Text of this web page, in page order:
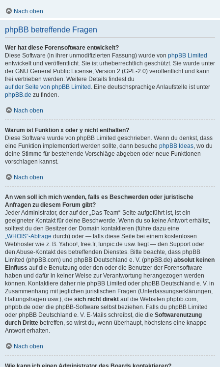
Nach oben
phpBB betreffende Fragen
Wer hat diese Forensoftware entwickelt?
Diese Software (in ihrer unmodifizierten Fassung) wurde von phpBB Limited
entwickelt und veröffentlicht. Sie ist urheberrechtlich geschützt. Sie wurde unter
der GNU General Public License, Version 2 (GPL-2.0) veröffentlicht und kann
frei vertrieben werden. Weitere Details findest du
auf der Seite von phpBB Limited . Eine deutschsprachige Anlaufstelle ist unter
phpBB.de zu finden.
Nach oben
Warum ist Funktion x oder y nicht enthalten?
Diese Software wurde von phpBB Limited geschrieben. Wenn du denkst, dass
eine Funktion implementiert werden sollte, dann besuche phpBB Ideas, wo du
deine Stimme für bestehende Vorschläge abgeben oder neue Funktionen
vorschlagen kannst.
Nach oben
An wen soll ich mich wenden, falls es Beschwerden oder juristische
Anfragen zu diesem Forum gibt?
Jeder Administrator, der auf der „Das Team“-Seite aufgeführt ist, ist ein
geeigneter Kontakt für deine Beschwerde. Wenn du so keine Antwort erhältst,
solltest du den Besitzer der Domain kontaktieren (führe dazu eine
„WHOIS“-Abfrage durch) oder — falls diese Seite bei einem kostenlosen
Webhoster wie z. B. Yahoo!, free.fr, funpic.de usw. liegt — den Support oder
den Abuse-Kontakt des betreffenden Dienstes. Bitte beachte, dass phpBB
Limited (phpBB.com) und phpBB Deutschland e. V. (phpBB.de) absolut keinen
Einfluss auf die Benutzung oder den oder die Benutzer der Forensoftware
haben und dafür in keiner Weise zur Verantwortung herangezogen werden
können. Kontaktiere daher nie phpBB Limited oder phpBB Deutschland e. V. in
Zusammenhang mit jeglichen juristischen Fragen (Unterlassungserklärungen,
Haftungsfragen usw.), die sich nicht direkt auf die Websiten phpbb.com,
phpbb.de oder die phpBB-Software selbst beziehen. Falls du phpBB Limited
oder phpBB Deutschland e. V. E-Mails schreibst, die die Softwarenutzung
durch Dritte betreffen, so wirst du, wenn überhaupt, höchstens eine knappe
Antwort erhalten.
Nach oben